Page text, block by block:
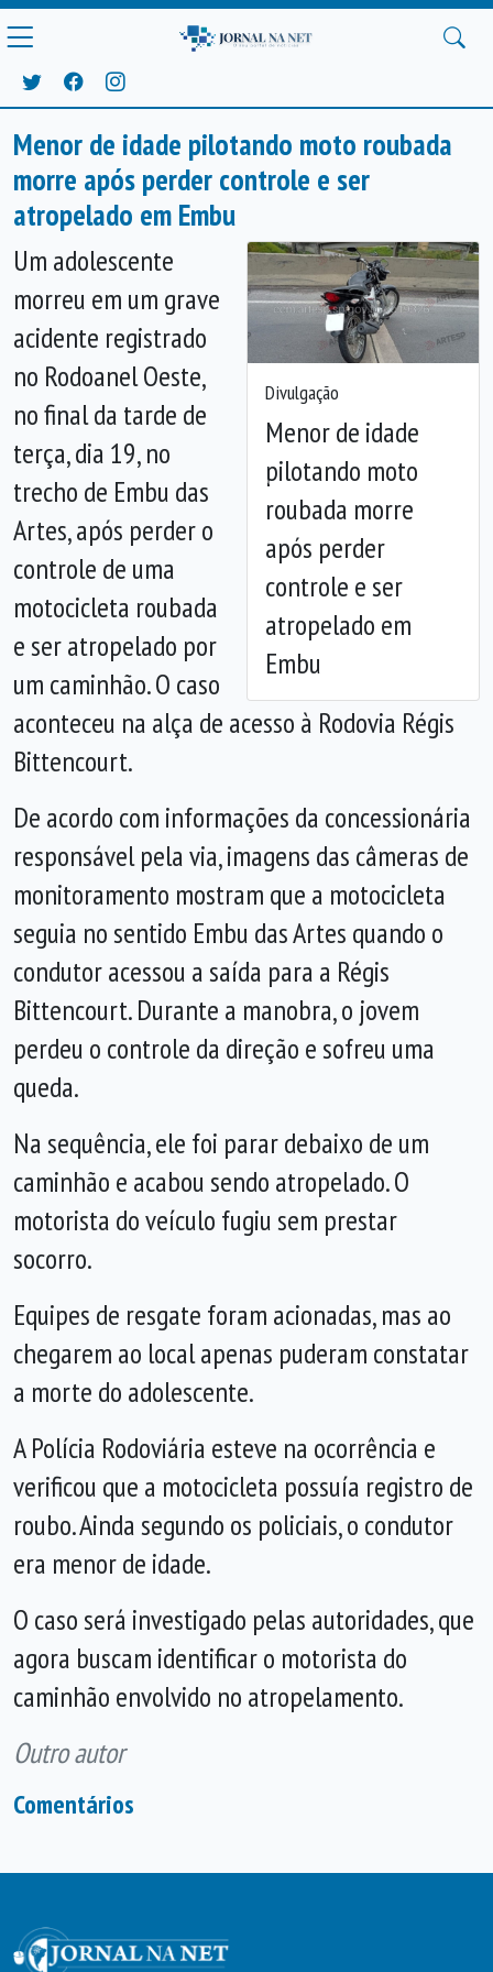
Menor de idade pilotando moto roubada
morre após perder controle e ser
atropelado em Embu
Divulgação
Menor de idade
pilotando moto
roubada morre
após perder
controle e ser
atropelado em
Embu
Anterior
Um adolescente
morreu em um grave
acidente registrado
no Rodoanel Oeste,
no final da tarde de
terça, dia 19, no
trecho de Embu das
Artes, após perder o
controle de uma
motocicleta roubada
e ser atropelado por
um caminhão. O caso
aconteceu na alça de acesso à Rodovia Régis
Bittencourt.
De acordo com informações da concessionária
responsável pela via, imagens das câmeras de
monitoramento mostram que a motocicleta
seguia no sentido Embu das Artes quando o
condutor acessou a saída para a Régis
Bittencourt. Durante a manobra, o jovem
perdeu o controle da direção e sofreu uma
queda.
Na sequência, ele foi parar debaixo de um
caminhão e acabou sendo atropelado. O
motorista do veículo fugiu sem prestar
socorro.
Equipes de resgate foram acionadas, mas ao
chegarem ao local apenas puderam constatar
a morte do adolescente.
A Polícia Rodoviária esteve na ocorrência e
verificou que a motocicleta possuía registro de
roubo. Ainda segundo os policiais, o condutor
era menor de idade.
O caso será investigado pelas autoridades, que
agora buscam identificar o motorista do
caminhão envolvido no atropelamento.
Outro autor
Comentários